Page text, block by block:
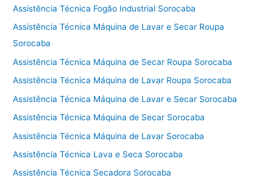
Assistência Técnica Fogão Industrial Sorocaba
Assistência Técnica Máquina de Lavar e Secar Roupa
Sorocaba
Assistência Técnica Máquina de Secar Roupa Sorocaba
Assistência Técnica Máquina de Lavar Roupa Sorocaba
Assistência Técnica Máquina de Lavar e Secar Sorocaba
Assistência Técnica Máquina de Secar Sorocaba
Assistência Técnica Máquina de Lavar Sorocaba
Assistência Técnica Lava e Seca Sorocaba
Assistência Técnica Secadora Sorocaba